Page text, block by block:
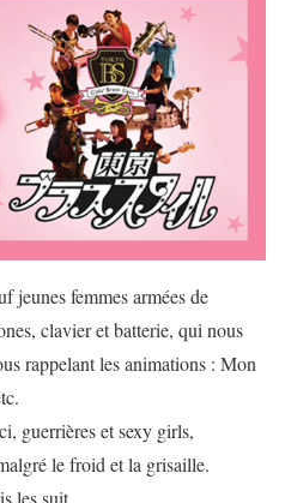
jeunes femmes armées de
clavier et batterie, qui nous
rappelant les animations : Mon
guerrières et sexy girls,
le froid et la grisaille.
les suit.